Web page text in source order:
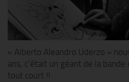
« Alberto Aleandro Uderzo »
ans, c’était un géant de la
tout court !!